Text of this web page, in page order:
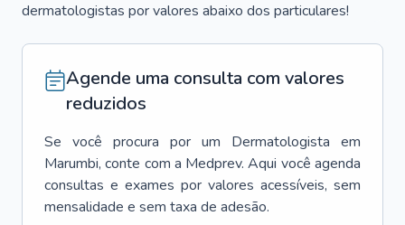
dermatologistas por valores abaixo dos particulares!
Agende uma consulta com valores
reduzidos
Se você procura por um Dermatologista em
Marumbi, conte com a Medprev. Aqui você agenda
consultas e exames por valores acessíveis, sem
mensalidade e sem taxa de adesão.